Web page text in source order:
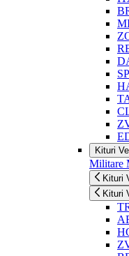
Kituri
Militare
Kituri
Kituri